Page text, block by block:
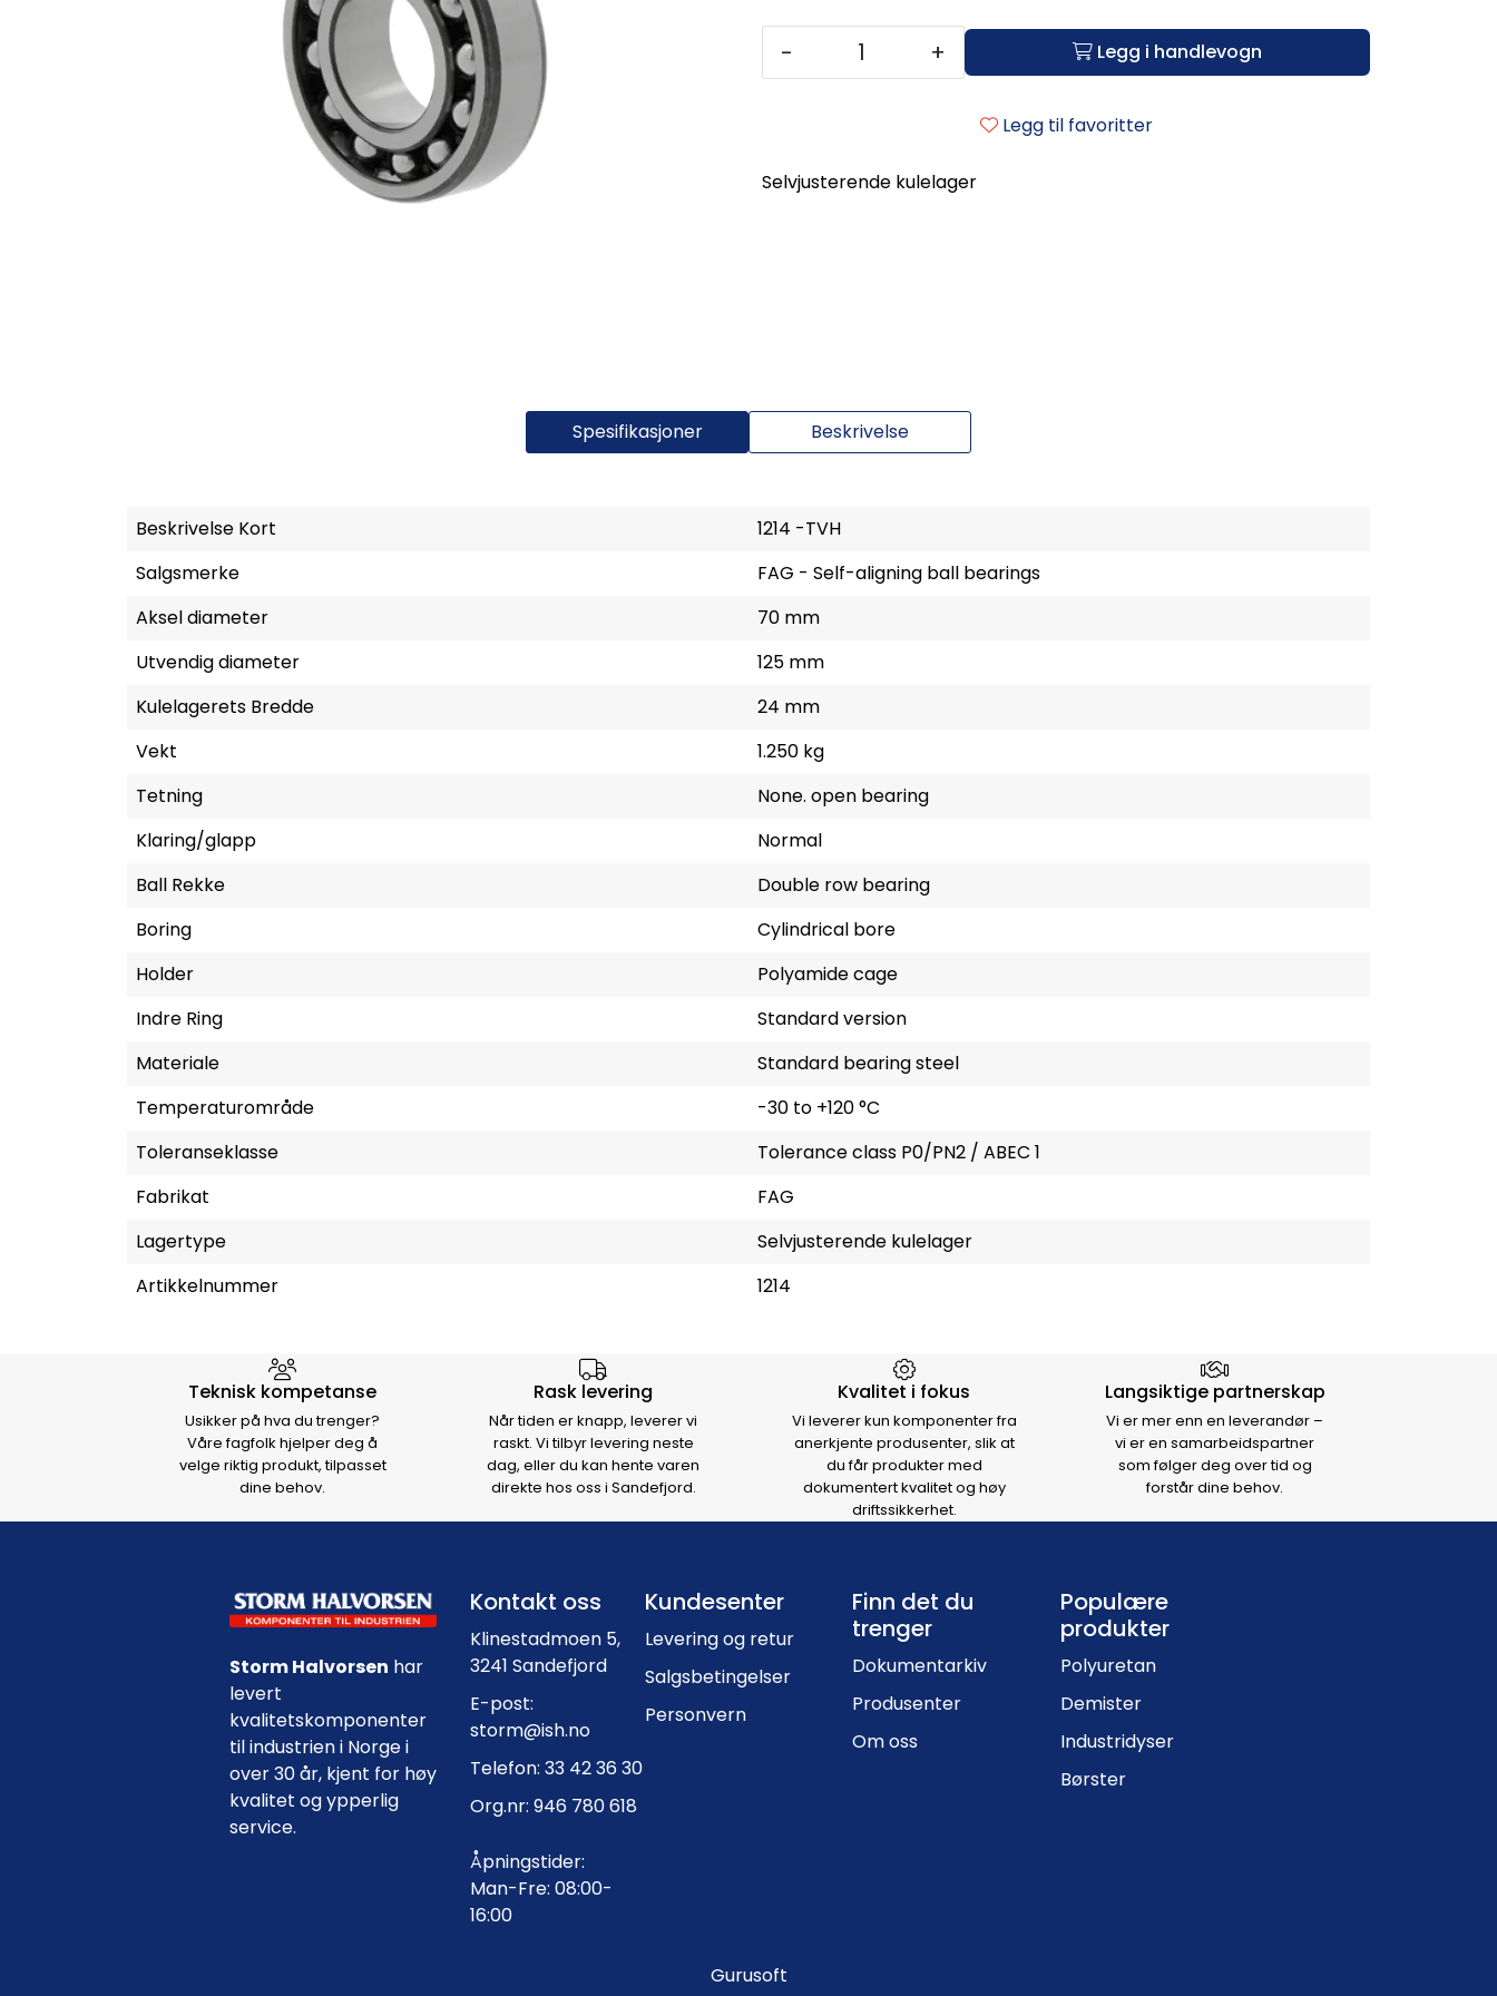
- + Legg i handlevogn
Legg til favoritter
Selvjusterende kulelager
Spesifikasjoner Beskrivelse
Beskrivelse Kort
1214 -TVH
Salgsmerke
FAG - Self-aligning ball bearings
Aksel diameter
70 mm
Utvendig diameter
125 mm
Kulelagerets Bredde
24 mm
Vekt
1.250 kg
Tetning
None. open bearing
Klaring/glapp
Normal
Ball Rekke
Double row bearing
Boring
Cylindrical bore
Holder
Polyamide cage
Indre Ring
Standard version
Materiale
Standard bearing steel
Temperaturområde
-30 to +120 °C
Toleranseklasse
Tolerance class P0/PN2 / ABEC 1
Fabrikat
FAG
Lagertype
Selvjusterende kulelager
Artikkelnummer
1214
Hvorfor velge Storm Halvorsen
Teknisk kompetanse
Usikker på hva du trenger?
Våre fagfolk hjelper deg å
velge riktig produkt, tilpasset
dine behov.
Rask levering
Når tiden er knapp, leverer vi
raskt. Vi tilbyr levering neste
dag, eller du kan hente varen
direkte hos oss i Sandefjord.
Kvalitet i fokus
Vi leverer kun komponenter fra
anerkjente produsenter, slik at
du får produkter med
dokumentert kvalitet og høy
driftssikkerhet.
Langsiktige partnerskap
Vi er mer enn en leverandør –
vi er en samarbeidspartner
som følger deg over tid og
forstår dine behov.
Footer navigation
Storm Halvorsen har
levert
kvalitetskomponenter
til industrien i Norge i
over 30 år, kjent for høy
kvalitet og ypperlig
service.
Kontakt oss
Klinestadmoen 5,
3241 Sandefjord
E-post:
storm@ish.no
Telefon: 33 42 36 30
Org.nr: 946 780 618
Åpningstider:
Man-Fre: 08:00-
16:00
Kundesenter
Levering og retur
Salgsbetingelser
Personvern
Finn det du
trenger
Dokumentarkiv
Produsenter
Om oss
Populære
produkter
Polyuretan
Demister
Industridyser
Børster
Gurusoft